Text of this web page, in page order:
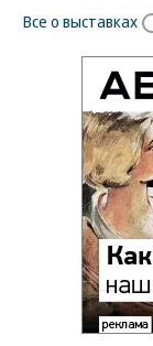
Все о выставках